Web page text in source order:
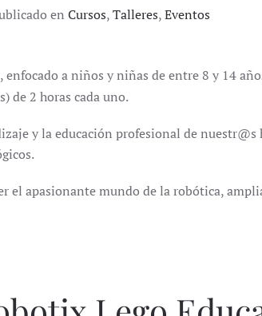
en Cursos,Talleres,Eventos
, enfocado a niños y niñas de entre 8 y 14
de 2 horas cada uno.
y la educación profesional de nuestr@s
el apasionante mundo de la robótica,